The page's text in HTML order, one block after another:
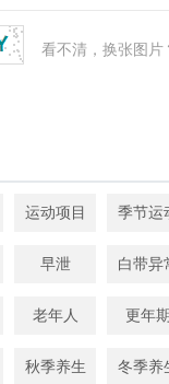
看不清，换张图片
运动项目 季节运
早泄 白带异
老年人 更年
秋季养生 冬季养